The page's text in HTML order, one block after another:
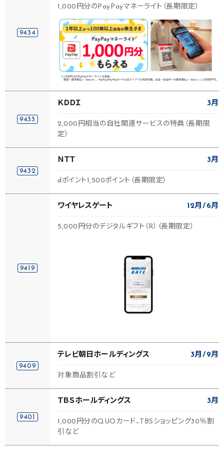
9434
1,000円分のPayPayマネーライト（長期限定）
9433
ＫＤＤＩ 3月
2,000円相当の自社関連サービスの特典（長期限
定）
9432
ＮＴＴ 3月
dポイント1,500ポイント（長期限定）
9419
ワイヤレスゲート 12月 6月
5,000円分のデジタルギフト（R）（長期限定）
9409
テレビ朝日ホールディングス 3月 9月
対象商品割引など
9401
ＴＢＳホールディングス 3月
1,000円分のQUOカード、TBSショッピング30％割
引など